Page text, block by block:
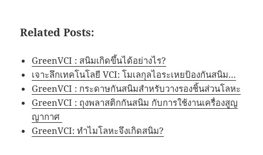
Related Posts:
GreenVCI : สนิมเกิดขึ้นได้อย่างไร?
เจาะลึกเทคโนโลยี VCI: โมเลกุลไอระเหยป้องกันสนิม…
GreenVCI : กระดาษกันสนิมสำหรับวางรองชิ้นส่วนโลหะ
GreenVCI : ถุงพลาสติกกันสนิม กับการใช้งานเครื่องสูญ
ญากาศ
GreenVCI: ทำไมโลหะจึงเกิดสนิม?